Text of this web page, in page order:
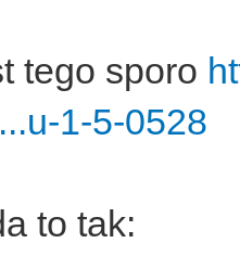
tego sporo
1-5-0528
to tak: